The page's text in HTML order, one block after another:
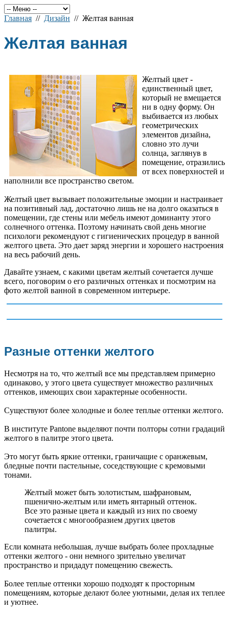
Главная // Дизайн // Желтая ванная
Желтая ванная
Желтый цвет -
единственный цвет,
который не вмещается
ни в одну форму. Он
выбивается из любых
геометрических
элементов дизайна,
словно это лучи
солнца, заглянув в
помещение, отразились
от всех поверхностей и
наполнили все пространство светом.
Желтый цвет вызывает положительные эмоции и настраивает
на позитивный лад, достаточно лишь не на долго оказаться в
помещении, где стены или мебель имеют доминанту этого
солнечного оттенка. Поэтому начинать свой день многие
психологи рекомендуют с гигиенических процедур в ванной
желтого цвета. Это дает заряд энергии и хорошего настроения
на весь рабочий день.
Давайте узнаем, с какими цветам желтый сочетается лучше
всего, поговорим о его различных оттенках и посмотрим на
фото желтой ванной в современном интерьере.
Разные оттенки желтого
Несмотря на то, что желтый все мы представляем примерно
одинаково, у этого цвета существует множество различных
оттенков, имеющих свои характерные особенности.
Существуют более холодные и более теплые оттенки желтого.
В институте Pantone выделяют почти полторы сотни градаций
желтого в палитре этого цвета.
Это могут быть яркие оттенки, граничащие с оранжевым,
бледные почти пастельные, соседствующие с кремовыми
тонами.
Желтый может быть золотистым, шафрановым,
пшенично-желтым или иметь янтарный оттенок.
Все это разные цвета и каждый из них по своему
сочетается с многообразием других цветов
палитры.
Если комната небольшая, лучше выбрать более прохладные
оттенки желтого - они немного зрительно увеличат
пространство и придадут помещению свежесть.
Более теплые оттенки хорошо подходят к просторным
помещениям, которые делают более уютными, делая их теплее
и уютнее.